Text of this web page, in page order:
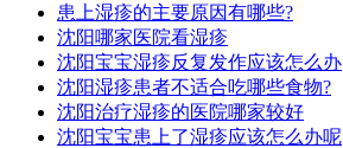
患上湿疹的主要原因有哪些?
沈阳哪家医院看湿疹
沈阳宝宝湿疹反复发作应该怎么办
沈阳湿疹患者不适合吃哪些食物?
沈阳治疗湿疹的医院哪家较好
沈阳宝宝患上了湿疹应该怎么办呢